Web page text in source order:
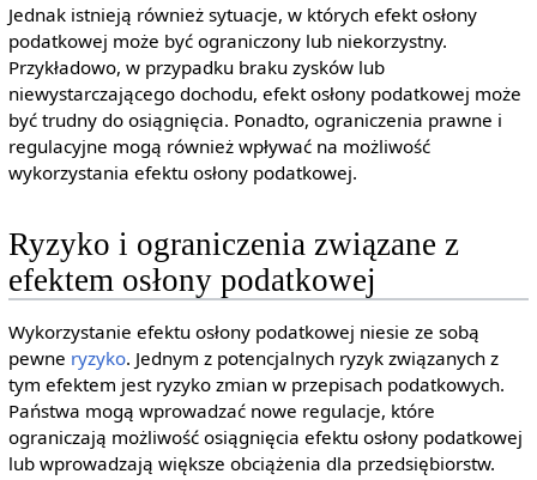
Jednak istnieją również sytuacje, w których efekt osłony
podatkowej może być ograniczony lub niekorzystny.
Przykładowo, w przypadku braku zysków lub
niewystarczającego dochodu, efekt osłony podatkowej może
być trudny do osiągnięcia. Ponadto, ograniczenia prawne i
regulacyjne mogą również wpływać na możliwość
wykorzystania efektu osłony podatkowej.
Ryzyko i ograniczenia związane z
efektem osłony podatkowej
Wykorzystanie efektu osłony podatkowej niesie ze sobą
pewne ryzyko. Jednym z potencjalnych ryzyk związanych z
tym efektem jest ryzyko zmian w przepisach podatkowych.
Państwa mogą wprowadzać nowe regulacje, które
ograniczają możliwość osiągnięcia efektu osłony podatkowej
lub wprowadzają większe obciążenia dla przedsiębiorstw.